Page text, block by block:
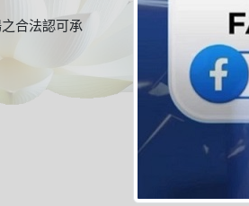
合法認可承